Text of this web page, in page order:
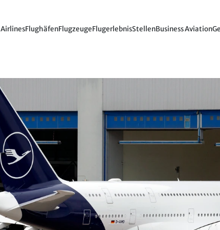
AirlinesFlughäfenFlugzeugeFlugerlebnisStellenBusiness Aviation